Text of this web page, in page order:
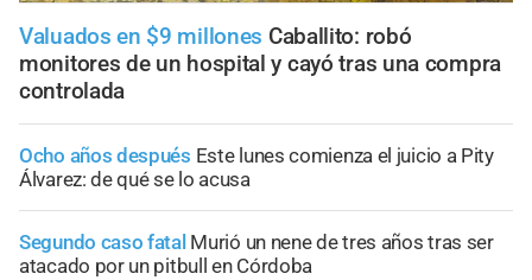
Valuados en $9 millones Caballito: robó
monitores de un hospital y cayó tras una compra
controlada
Ocho años después Este lunes comienza el juicio a Pity
Álvarez: de qué se lo acusa
Segundo caso fatal Murió un nene de tres años tras ser
atacado por un pitbull en Córdoba